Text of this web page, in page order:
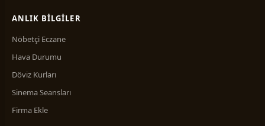
ANLIK BILGILER
Nöbetçi Eczane
Hava Durumu
Döviz Kurları
Sinema Seansları
Firma Ekle